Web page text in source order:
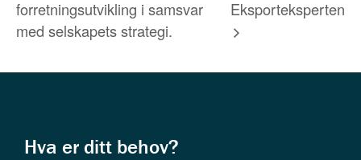
forretningsutvikling i samsvar
med selskapets strategi.
Eksporteksperten
Hva er ditt behov?